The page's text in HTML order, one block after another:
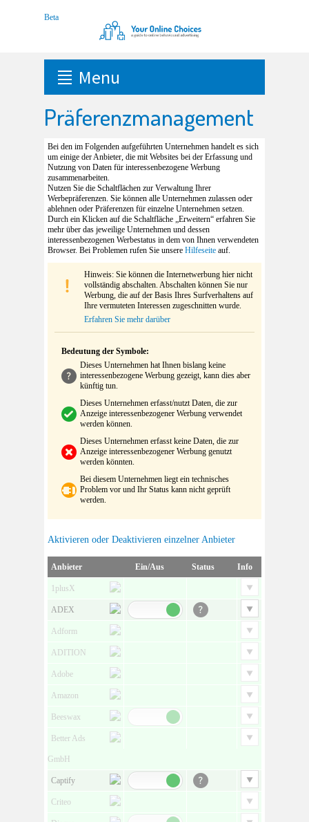
Menu
Präferenzmanagement
Bei den im Folgenden aufgeführten Unternehmen handelt es sich
um einige der Anbieter, die mit Websites bei der Erfassung und
Nutzung von Daten für interessenbezogene Werbung
zusammenarbeiten.
Nutzen Sie die Schaltflächen zur Verwaltung Ihrer
Werbepräferenzen. Sie können alle Unternehmen zulassen oder
ablehnen oder Präferenzen für einzelne Unternehmen setzen.
Durch ein Klicken auf die Schaltfläche „Erweitern“ erfahren Sie
mehr über das jeweilige Unternehmen und dessen
interessenbezogenen Werbestatus in dem von Ihnen verwendeten
Browser. Bei Problemen rufen Sie unsere Hilfeseite auf.
Hinweis: Sie können die Internetwerbung hier nicht
vollständig abschalten. Abschalten können Sie nur
Werbung, die auf der Basis Ihres Surfverhaltens auf
Ihre vermuteten Interessen zugeschnitten wurde.
Erfahren Sie mehr darüber
Bedeutung der Symbole:
Dieses Unternehmen hat Ihnen bislang keine
interessenbezogene Werbung gezeigt, kann dies aber
künftig tun.
Dieses Unternehmen erfasst/nutzt Daten, die zur
Anzeige interessenbezogener Werbung verwendet
werden können.
Dieses Unternehmen erfasst keine Daten, die zur
Anzeige interessenbezogener Werbung genutzt
werden könnten.
Bei diesem Unternehmen liegt ein technisches
Problem vor und Ihr Status kann nicht geprüft
werden.